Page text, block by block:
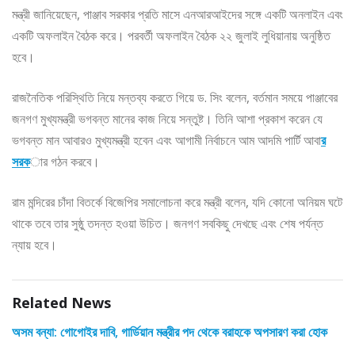
মন্ত্রী জানিয়েছেন, পাঞ্জাব সরকার প্রতি মাসে এনআরআইদের সঙ্গে একটি অনলাইন এবং
একটি অফলাইন বৈঠক করে। পরবর্তী অফলাইন বৈঠক ২২ জুলাই লুধিয়ানায় অনুষ্ঠিত
হবে।
রাজনৈতিক পরিস্থিতি নিয়ে মন্তব্য করতে গিয়ে ড. সিং বলেন, বর্তমান সময়ে পাঞ্জাবের
জনগণ মুখ্যমন্ত্রী ভগবন্ত মানের কাজ নিয়ে সন্তুষ্ট। তিনি আশা প্রকাশ করেন যে
ভগবন্ত মান আবারও মুখ্যমন্ত্রী হবেন এবং আগামী নির্বাচনে আম আদমি পার্টি আবার
সরকার গঠন করবে।
রাম মন্দিরের চাঁদা বিতর্কে বিজেপির সমালোচনা করে মন্ত্রী বলেন, যদি কোনো অনিয়ম ঘটে
থাকে তবে তার সুষ্ঠু তদন্ত হওয়া উচিত। জনগণ সবকিছু দেখছে এবং শেষ পর্যন্ত
ন্যায় হবে।
Related News
অসম বন্যা: গোগোইর দাবি, গার্ডিয়ান মন্ত্রীর পদ থেকে বরাহকে অপসারণ করা হোক